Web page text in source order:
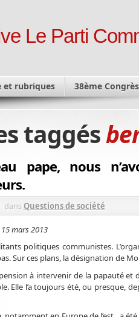
Le Parti
et rubriques 38ème
taggés
pape, nous
dans Questions de société
mars 2013
politiques communistes.
Sur ces plans, la désignation de
à intervenir de la papauté et
Elle l’a toujours été, ou presque,